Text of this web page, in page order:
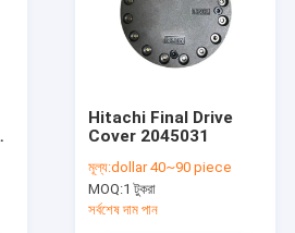
Hitachi Final Drive
Cover 2045031
মূল্য:dollar 40~90 piece
MOQ:1 টুকরা
সর্বশেষ দাম পান